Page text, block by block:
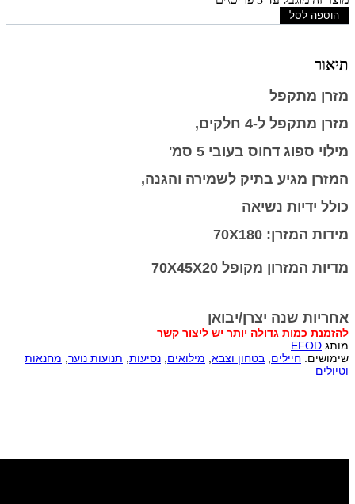
הוספה לסל
תיאור
מזרן מתקפל
מזרן מתקפל ל-4 חלקים,
מילוי ספוג דחוס בעובי 5 סמ'
המזרן מגיע בתיק לשמירה והגנה,
כולל ידיות נשיאה
מידות המזרן: 70X180
מדיות המזרון מקופל 70X45X20
אחריות שנה יצרן/יבואן
להזמנת כמות גדולה יותר יש ליצור קשר
מותג EFOD
שימושים: חיילים, בטחון וצבא, מילואים, נסיעות, תנועות נוער, מחנאות
וטיולים